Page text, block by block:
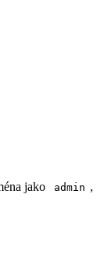
jako admin ,